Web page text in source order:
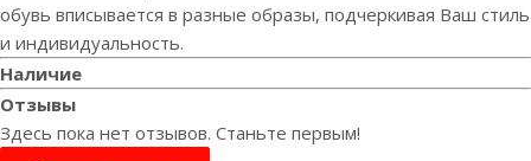
обувь вписывается в разные образы, подчеркивая Ваш стиль
и индивидуальность.
Наличие
Отзывы
Здесь пока нет отзывов. Станьте первым!